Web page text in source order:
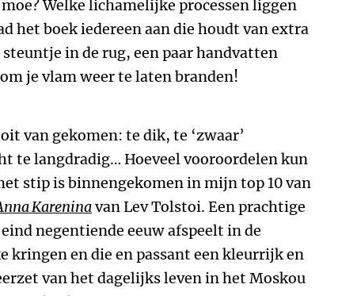
Welke lichamelijke processen liggen
het boek iedereen aan die houdt van extra
in de rug, een paar handvatten
je vlam weer te laten branden!
van gekomen: te dik, te ‘zwaar’
te langdradig… Hoeveel vooroordelen kun
stip is binnengekomen in mijn top 10 van
Kareninavan Lev Tolstoi. Een prachtige
negentiende eeuw afspeelt in de
kringen en die en passant een kleurrijk en
van het dagelijks leven in het Moskou